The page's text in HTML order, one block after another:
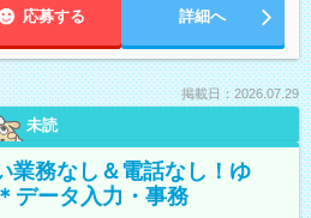
応募する 詳細へ
掲載日：2026.07.29
未読
業務なし＆電話なし！ゆ
データ入力・事務